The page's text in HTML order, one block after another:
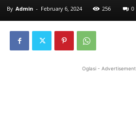
By Admin - February 6, 2024 256 0
Oglasi - Advertisement